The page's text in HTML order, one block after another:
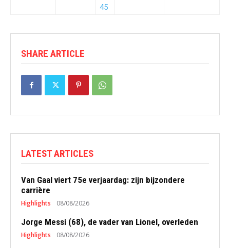
45
SHARE ARTICLE
LATEST ARTICLES
Van Gaal viert 75e verjaardag: zijn bijzondere
carrière
Highlights 08/08/2026
Jorge Messi (68), de vader van Lionel, overleden
Highlights 08/08/2026